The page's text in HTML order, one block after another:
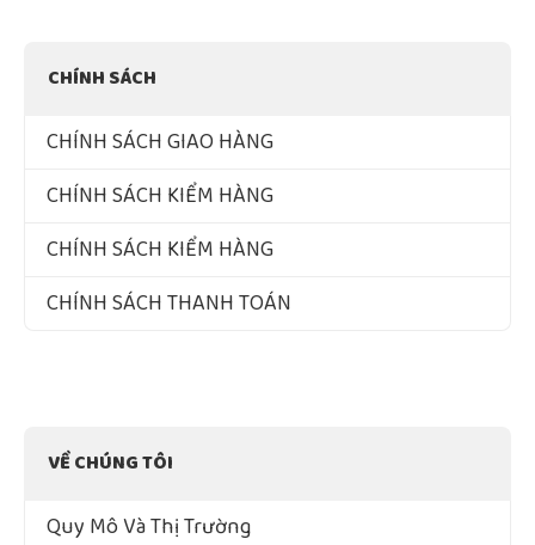
CHÍNH SÁCH
CHÍNH SÁCH GIAO HÀNG
CHÍNH SÁCH KIỂM HÀNG
CHÍNH SÁCH KIỂM HÀNG
CHÍNH SÁCH THANH TOÁN
VỀ CHÚNG TÔI
Quy Mô Và Thị Trường